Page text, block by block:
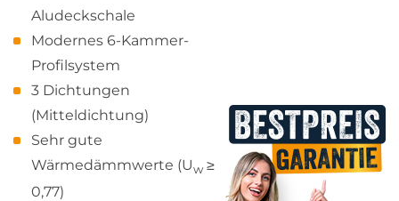
Aludeckschale
Modernes 6-Kammer-
Profilsystem
3 Dichtungen
(Mitteldichtung)
Sehr gute
Wärmedämmwerte (Uw≥
0,77)